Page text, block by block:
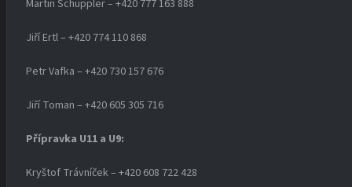
Martin Schuppler – +420 777 163 888
Jiří Ertl – +420 774 110 868
Petr Vafka – +420 730 157 676
Jiří Toman – +420 605 305 716
Přípravka U11 a U9:
Kryštof Trávníček – +420 608 722 428